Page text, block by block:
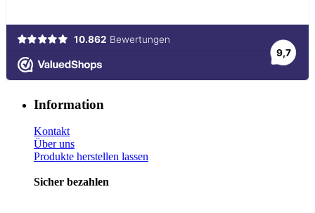
Information
Kontakt
Über uns
Produkte herstellen lassen
Sicher bezahlen